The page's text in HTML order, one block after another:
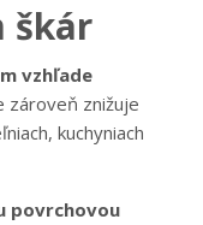
škár
vzhľade
zároveň znižuje
kuchyniach
povrchovou